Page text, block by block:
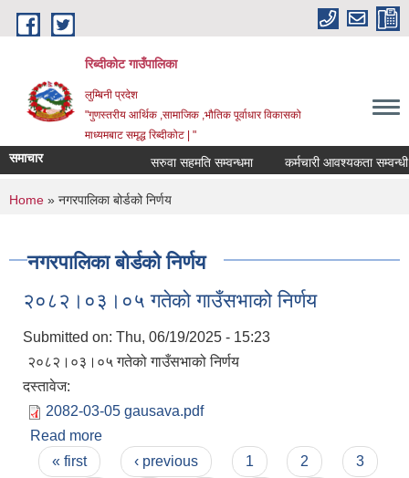
Skip to main content
रिब्दीकोट गाउँपालिका
लुम्बिनी प्रदेश
"गुणस्तरीय आर्थिक ,सामाजिक ,भौतिक पूर्वाधार विकासको
माध्यमबाट समृद्ध रिब्दीकोट | "
समाचार सरुवा सहमति सम्वन्धमा कर्मचारी आवश्यकता सम्वन्धी
You are here
Home » नगरपालिका बोर्डको निर्णय
नगरपालिका बोर्डको निर्णय
२०८२।०३।०५ गतेको गाउँसभाको निर्णय
Submitted on: Thu, 06/19/2025 - 15:23
२०८२।०३।०५ गतेको गाउँसभाको निर्णय
दस्तावेज:
2082-03-05 gausava.pdf
Read more
Pages
« first ‹ previous 1 2
3